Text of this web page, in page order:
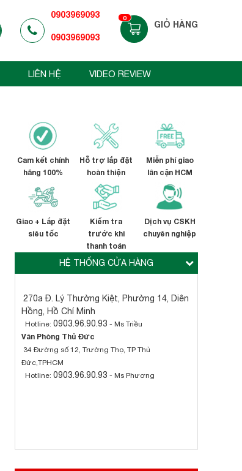
0903969093
0903969093
0
GIỎ HÀNG
LIÊN HỆ VIDEO REVIEW
Cam kết chính
hãng 100%
Hỗ trợ lắp đặt
hoàn thiện
Miễn phí giao
lân cận HCM
Giao + Lắp đặt
siêu tốc
Kiểm tra
trước khi
thanh toán
Dịch vụ CSKH
chuyên nghiệp
HỆ THỐNG CỬA HÀNG
270a Đ. Lý Thường Kiệt, Phường 14, Diên
Hồng, Hồ Chí Minh
Hotline: 0903.96.90.93 - Ms Triều
Văn Phòng Thủ Đức
34 Đường số 12, Trường Thọ, TP Thủ
Đức,TPHCM
Hotline: 0903.96.90.93 - Ms Phương